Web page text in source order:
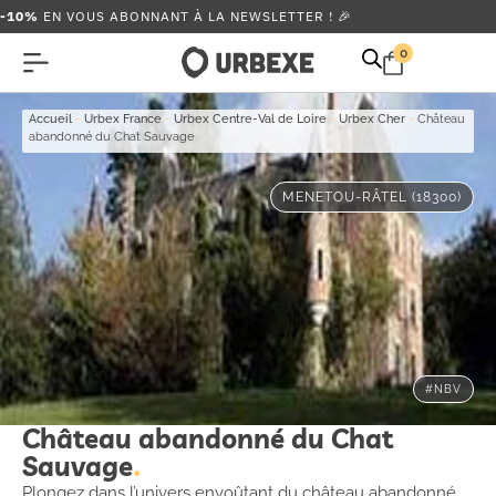
-10% EN VOUS ABONNANT À LA NEWSLETTER ! 🎉
0
Accueil - Urbex France - Urbex Centre-Val de Loire - Urbex Cher - Château
abandonné du Chat Sauvage
MENETOU-RÂTEL (18300)
#NBV
Château abandonné du Chat
Sauvage